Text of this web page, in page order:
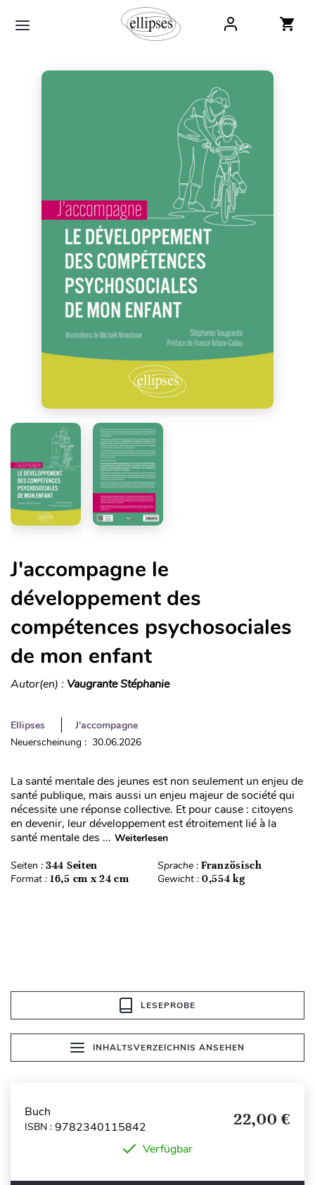
J'accompagne le
développement des
compétences psychosociales
de mon enfant
Autor(en) : Vaugrante Stéphanie
Ellipses
J'accompagne
Neuerscheinung : 30.06.2026
La santé mentale des jeunes est non seulement un enjeu de
santé publique, mais aussi un enjeu majeur de société qui
nécessite une réponse collective. Et pour cause : citoyens
en devenir, leur développement est étroitement lié à la
santé mentale des ... Weiterlesen
Seiten : 344 Seiten Sprache : Französisch
Format : 16,5 cm x 24 cm Gewicht : 0,554 kg
LESEPROBE
INHALTSVERZEICHNIS ANSEHEN
Buch
ISBN : 9782340115842 22,00 €
Verfügbar